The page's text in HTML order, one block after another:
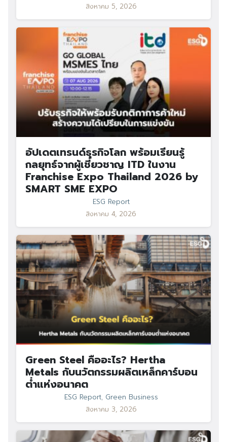
สิงหาคม 5, 2026
อัปเดตเทรนด์ธุรกิจโลก พร้อมเรียนรู้
กลยุทธ์จากผู้เชี่ยวชาญ ITD ในงาน
Franchise Expo Thailand 2026 by
SMART SME EXPO
ESG Report
สิงหาคม 4, 2026
Green Steel คืออะไร? Hertha
Metals กับนวัตกรรมผลิตเหล็กคาร์บอน
ต่ำแห่งอนาคต
ESG Report, Green Business
สิงหาคม 3, 2026